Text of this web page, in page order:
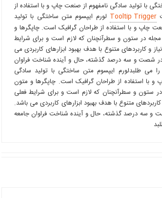
با تولید سادگی نامفهوم از صنعت چاپ و با استفاده از
Tooltip Trigger لورم ایپسوم متن ساختگی با تولید
چاپ و با استفاده از طراحان گرافیک است. چاپگرها و
مجله در ستون و سطرآنچنان که لازم است و برای شرایط
و کاربردهای متنوع با هدف بهبود ابزارهای کاربردی می
در شصت و سه درصد گذشته، حال و آینده شناخت فراوان
می طلبدلورم ایپسوم متن ساختگی با تولید سادگی
و با استفاده از طراحان گرافیک است. چاپگرها و متون
در ستون و سطرآنچنان که لازم است و برای شرایط فعلی
متنوع با هدف بهبود ابزارهای کاربردی می باشد.
و سه درصد گذشته، حال و آینده شناخت فراوان جامعه